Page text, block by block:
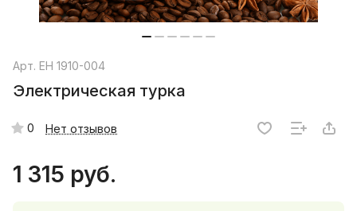
Арт. EH 1910-004
Электрическая турка
0 Нет отзывов
1 315 руб.